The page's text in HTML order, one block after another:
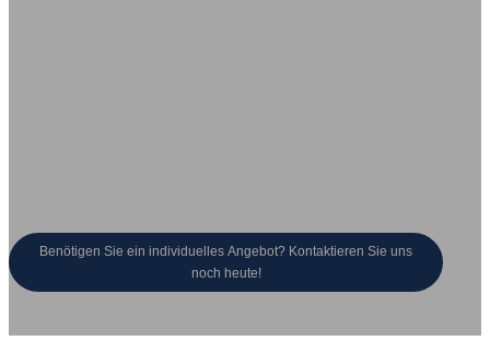
Benötigen Sie ein individuelles Angebot? Kontaktieren Sie uns
noch heute!